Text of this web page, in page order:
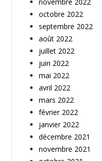
octobre 2022
septembre 2022
août 2022
juillet 2022
juin 2022
mai 2022
avril 2022
mars 2022
février 2022
janvier 2022
décembre 2021
novembre 2021